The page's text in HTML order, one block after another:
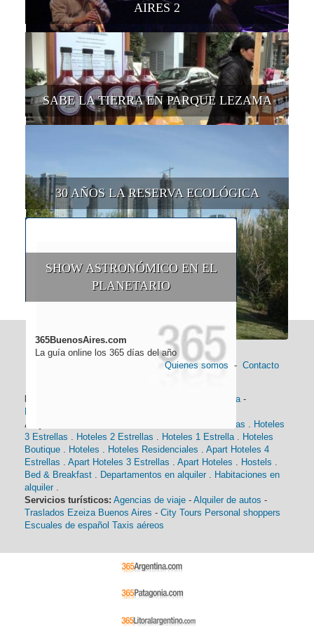
AIRES 2
SABE LA TIERRA EN PARQUE LEZAMA
30 AÑOS LA RESERVA ECOLÓGICA
SHOW ASTRONÓMICO EN EL
PLANETARIO
365BuenosAires.com
La guía online los 365 días del año
Quienes somos - Contacto
Historia-
Alojamiento:
Hoteles 4 Estrellas . Hoteles
3 Estrellas . Hoteles 2 Estrellas . Hoteles 1 Estrella. Hoteles
Boutique . Hoteles . Hoteles Residenciales . Apart Hoteles 4
Estrellas . Apart Hoteles 3 Estrellas . Apart Hoteles . Hostels .
Bed & Breakfast . Departamentos en alquiler . Habitaciones en
alquiler .
Servicios turísticos: Agencias de viaje - Alquiler de autos -
Traslados Ezeiza Buenos Aires - City Tours Personal shoppers
Escuales de español Taxis aéreos